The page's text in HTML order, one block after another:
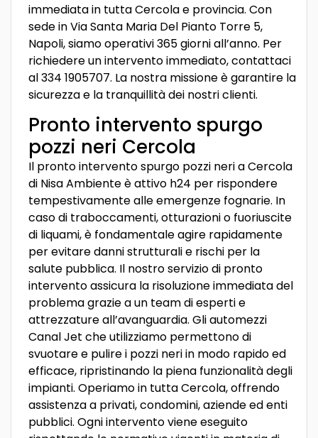
immediata in tutta Cercola e provincia. Con
sede in Via Santa Maria Del Pianto Torre 5,
Napoli, siamo operativi 365 giorni all’anno. Per
richiedere un intervento immediato, contattaci
al 334 1905707. La nostra missione è garantire la
sicurezza e la tranquillità dei nostri clienti.
Pronto intervento spurgo
pozzi neri Cercola
Il pronto intervento spurgo pozzi neri a Cercola
di Nisa Ambiente è attivo h24 per rispondere
tempestivamente alle emergenze fognarie. In
caso di traboccamenti, otturazioni o fuoriuscite
di liquami, è fondamentale agire rapidamente
per evitare danni strutturali e rischi per la
salute pubblica. Il nostro servizio di pronto
intervento assicura la risoluzione immediata del
problema grazie a un team di esperti e
attrezzature all’avanguardia. Gli automezzi
Canal Jet che utilizziamo permettono di
svuotare e pulire i pozzi neri in modo rapido ed
efficace, ripristinando la piena funzionalità degli
impianti. Operiamo in tutta Cercola, offrendo
assistenza a privati, condomini, aziende ed enti
pubblici. Ogni intervento viene eseguito